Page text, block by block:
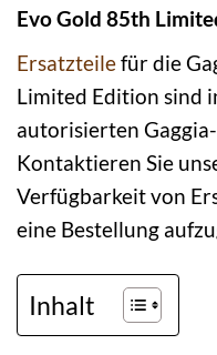
Evo Gold 85th
Ersatzteilefür die
Limited Edition sind
autorisierten
Kontaktieren Sie
Verfügbarkeit von
eine Bestellung
Inhalt